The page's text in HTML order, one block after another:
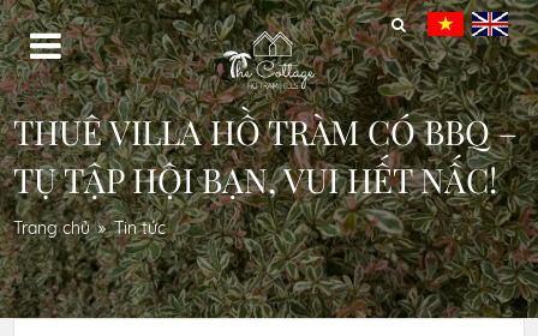
THUÊ VILLA HỒ TRÀM CÓ BBQ –
TỤ TẬP HỘI BẠN, VUI HẾT NẤC!
Trang chủ Tin tức